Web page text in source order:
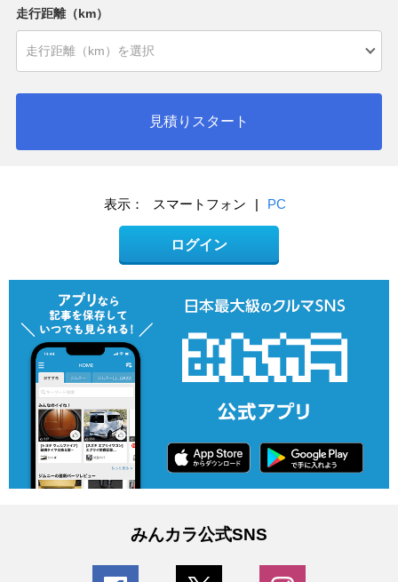
走行距離（km）
見積りスタート
表示： スマートフォン | PC
ログイン
みんカラ公式SNS